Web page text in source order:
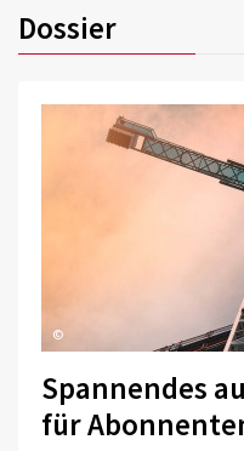
Dossier
©
Spannendes
für